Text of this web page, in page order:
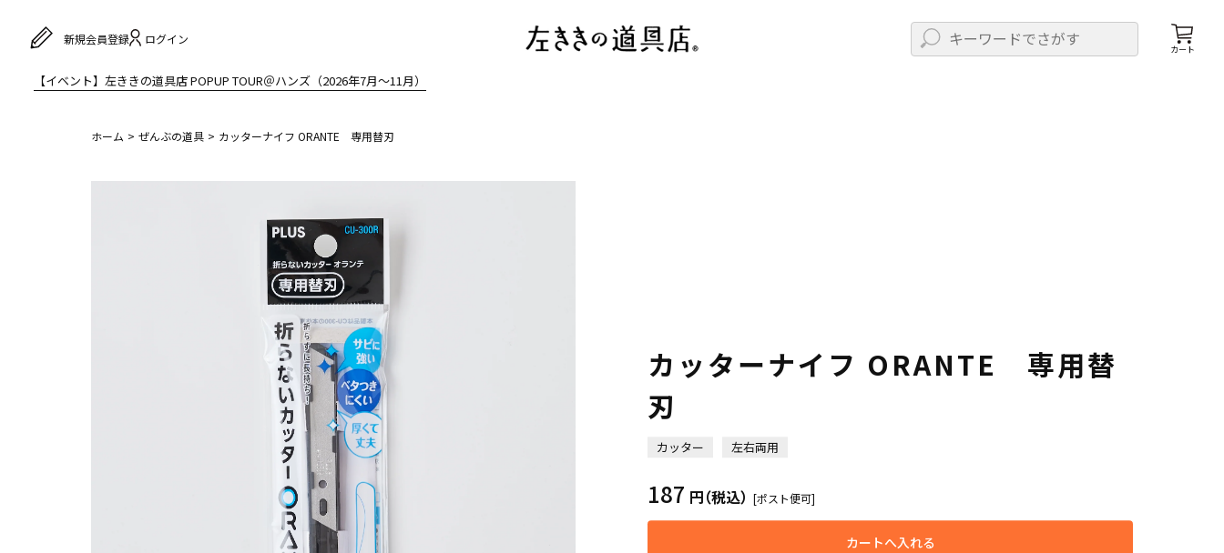
新規会員登録 ログイン
カート
【イベント】左ききの道具店 POPUP TOUR＠ハンズ（2026年7月〜11月）
ホーム ぜんぶの道具 カッターナイフ ORANTE 専用替刃
カッターナイフ ORANTE 専用替
刃
カッター 左右両用
187 円（税込）[ポスト便可]
カートへ入れる